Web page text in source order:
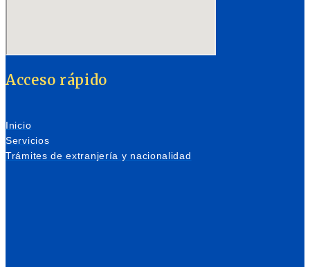
Acceso rápido
Inicio
Servicios
Trámites de extranjería y nacionalidad